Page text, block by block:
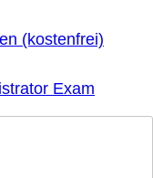
(kostenfrei)
Exam